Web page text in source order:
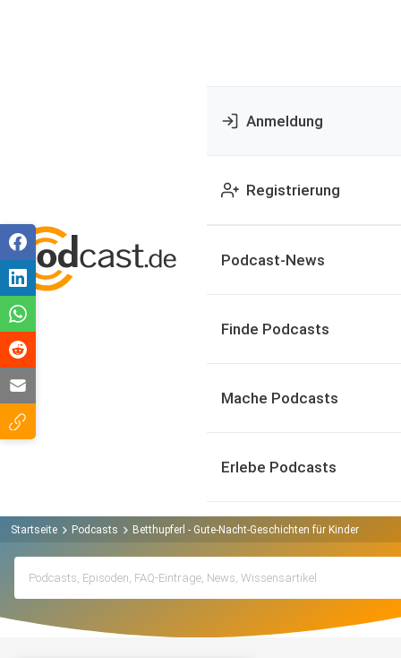
Anmeldung
Registrierung
Podcast-News
Finde Podcasts
Mache Podcasts
Erlebe Podcasts
Startseite Podcasts Betthupferl - Gute-Nacht-Geschichten für Kinder Podcast